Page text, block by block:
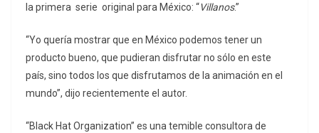
la primera serie original para México: “Villanos.”
“Yo quería mostrar que en México podemos tener un
producto bueno, que pudieran disfrutar no sólo en este
país, sino todos los que disfrutamos de la animación en el
mundo”, dijo recientemente el autor.
“Black Hat Organization” es una temible consultora de